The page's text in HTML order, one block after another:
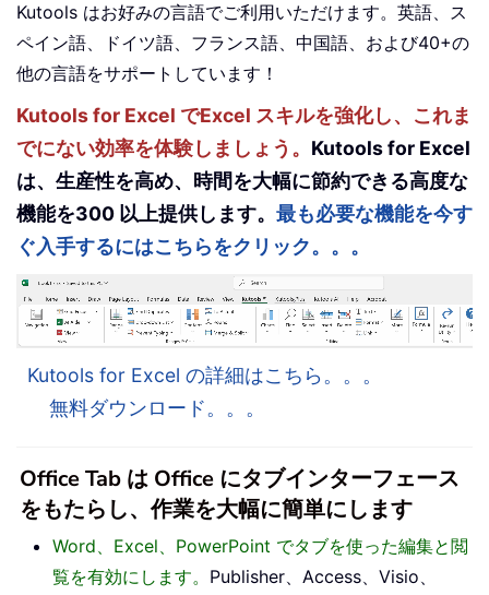
Kutools はお好みの言語でご利用いただけます。英語、ス
ペイン語、ドイツ語、フランス語、中国語、および40+の
他の言語をサポートしています！
Kutools for Excel でExcel スキルを強化し、これま
でにない効率を体験しましょう。 Kutools for Excel
は、生産性を高め、時間を大幅に節約できる高度な
機能を300 以上提供します。 最も必要な機能を今す
ぐ入手するにはこちらをクリック。。。
Kutools for Excel の詳細はこちら。。。
無料ダウンロード。。。
Office Tab は Office にタブインターフェース
をもたらし、作業を大幅に簡単にします
Word、Excel、PowerPoint でタブを使った編集と閲
覧を有効にします。 Publisher、Access、Visio、